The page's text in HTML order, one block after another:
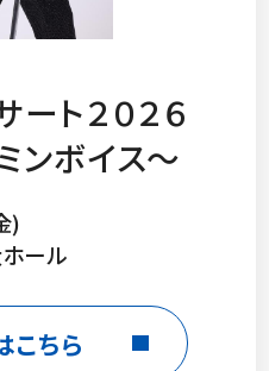
ート２０２６
ンボイス～
)
ール
こちら